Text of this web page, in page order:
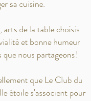
sa cuisine.
de la table choisis
et bonne humeur
que nous partageons!
que Le Club du
étoile s'associent pour